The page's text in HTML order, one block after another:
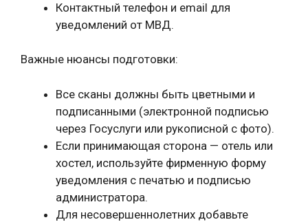
Контактный телефон и email для
уведомлений от МВД.
Важные нюансы подготовки:
Все сканы должны быть цветными и
подписанными (электронной подписью
через Госуслуги или рукописной с фото).
Если принимающая сторона — отель или
хостел, используйте фирменную форму
уведомления с печатью и подписью
администратора.
Для несовершеннолетних добавьте